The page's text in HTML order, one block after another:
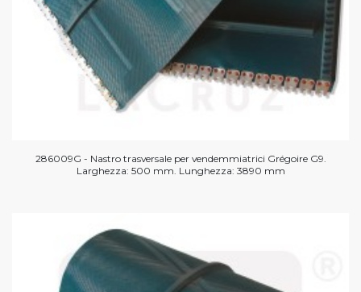
286009G - Nastro trasversale per vendemmiatrici Grégoire G9.
Larghezza: 500 mm. Lunghezza: 3890 mm